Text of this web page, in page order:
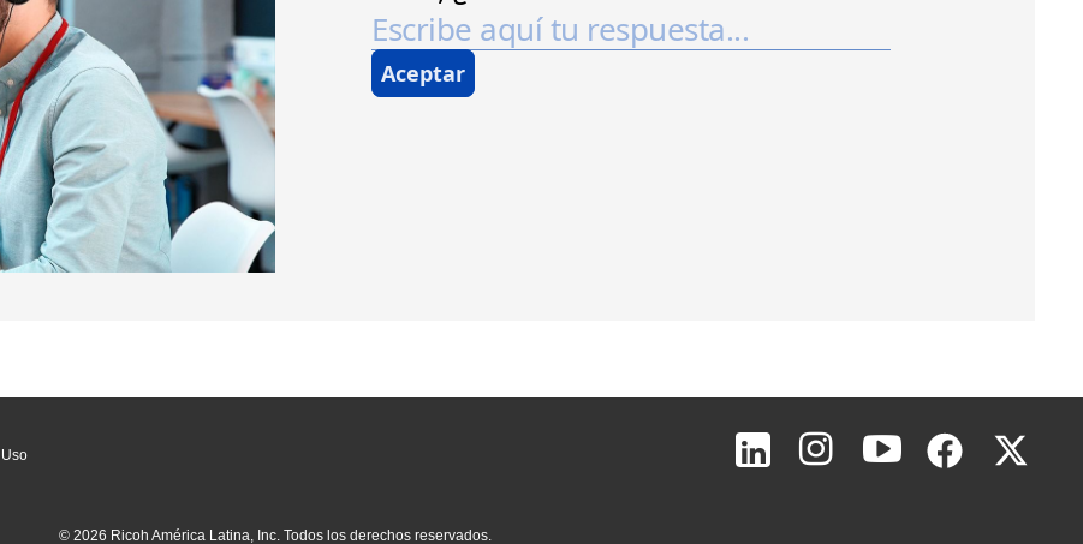
© 2026 Ricoh América Latina, Inc. Todos los derechos reservados.